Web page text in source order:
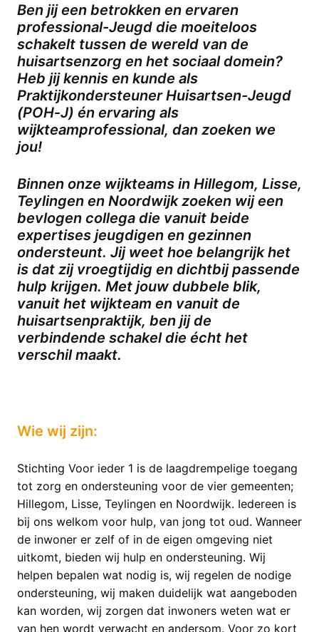
Ben jij een betrokken en ervaren
professional-Jeugd die moeiteloos
schakelt tussen de wereld van de
huisartsenzorg en het sociaal domein?
Heb jij kennis en kunde als
Praktijkondersteuner Huisartsen-Jeugd
(POH‑J) én ervaring als
wijkteamprofessional, dan zoeken we
jou!
Binnen onze wijkteams in Hillegom, Lisse,
Teylingen en Noordwijk zoeken wij een
bevlogen collega die vanuit beide
expertises jeugdigen en gezinnen
ondersteunt. Jij weet hoe belangrijk het
is dat zij vroegtijdig en dichtbij passende
hulp krijgen. Met jouw dubbele blik,
vanuit het wijkteam en vanuit de
huisartsenpraktijk, ben jij de
verbindende schakel die écht het
verschil maakt.
Wie wij zijn:
Stichting Voor ieder 1 is de laagdrempelige toegang
tot zorg en ondersteuning voor de vier gemeenten;
Hillegom, Lisse, Teylingen en Noordwijk. Iedereen is
bij ons welkom voor hulp, van jong tot oud. Wanneer
de inwoner er zelf of in de eigen omgeving niet
uitkomt, bieden wij hulp en ondersteuning. Wij
helpen bepalen wat nodig is, wij regelen de nodige
ondersteuning, wij maken duidelijk wat aangeboden
kan worden, wij zorgen dat inwoners weten wat er
van hen wordt verwacht en andersom. Voor zo kort